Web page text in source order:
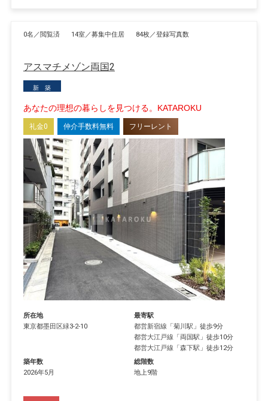
0名／閲覧済 14室／募集中住居 84枚／登録写真数
アスマチメゾン両国2
新 築
あなたの理想の暮らしを見つける。KATAROKU
礼金0 仲介手数料無料 フリーレント
所在地
東京都墨田区緑3-2-10
最寄駅
都営新宿線 「菊川駅 」徒歩9分
都営大江戸線 「両国駅 」徒歩10分
都営大江戸線 「森下駅 」徒歩12分
築年数
2026年5月
総階数
地上9階